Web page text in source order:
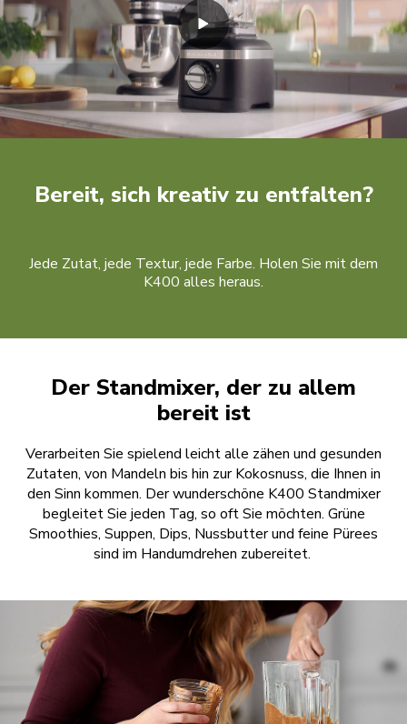
Bereit, sich kreativ zu entfalten?
Jede Zutat, jede Textur, jede Farbe. Holen Sie mit dem
K400 alles heraus.
Der Standmixer, der zu allem
bereit ist
Verarbeiten Sie spielend leicht alle zähen und gesunden
Zutaten, von Mandeln bis hin zur Kokosnuss, die Ihnen in
den Sinn kommen. Der wunderschöne K400 Standmixer
begleitet Sie jeden Tag, so oft Sie möchten. Grüne
Smoothies, Suppen, Dips, Nussbutter und feine Pürees
sind im Handumdrehen zubereitet.